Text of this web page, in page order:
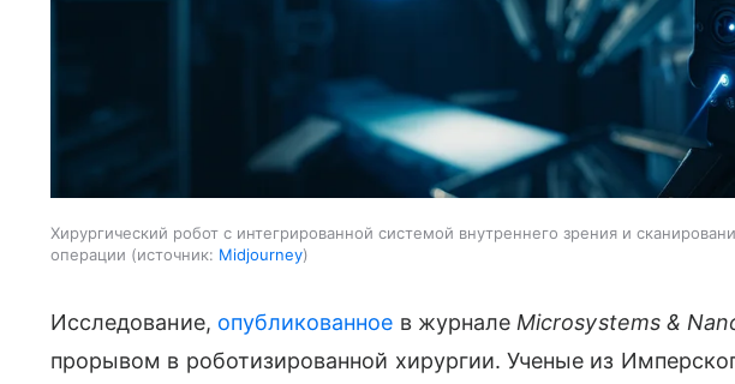
Хирургический робот с интегрированной системой внутреннего зрения и
операции
источник: Midjourney
Исследование, опубликованное в журнале Microsystems &
прорывом в роботизированной хирургии. Ученые из